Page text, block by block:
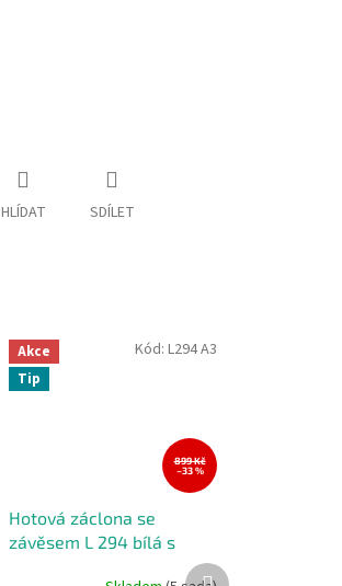
HLÍDAT SDÍLET
Akce
Tip
899 Kč
–33 %
Hotová záclona se
závěsem L 294 bílá s
květinami, 300x160 cm
Kód: L294 A3
Další